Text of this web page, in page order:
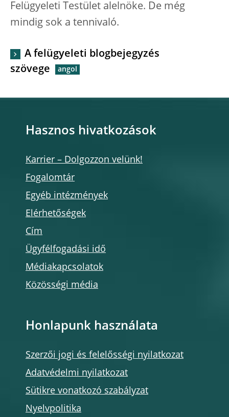
Felügyeleti Testület alelnöke. De még
mindig sok a tennivaló.
A felügyeleti blogbejegyzés
szövege
Hasznos hivatkozások
Karrier – Dolgozzon velünk!
Fogalomtár
Egyéb intézmények
Elérhetőségek
Cím
Ügyfélfogadási idő
Médiakapcsolatok
Közösségi média
Honlapunk használata
Szerzői jogi és felelősségi nyilatkozat
Adatvédelmi nyilatkozat
Sütikre vonatkozó szabályzat
Nyelvpolitika